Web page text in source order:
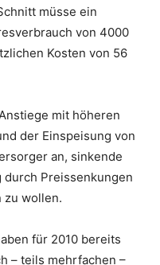
müsse ein
von 4000
Kosten von 56
mit höheren
der Einspeisung von
an, sinkende
durch Preissenkungen
zu wollen.
für 2010 bereits
– teils mehrfachen –